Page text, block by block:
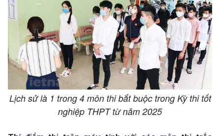
Lịch sử là 1 trong 4 môn thi bắt buộc trong Kỳ thi tốt
nghiệp THPT từ năm 2025